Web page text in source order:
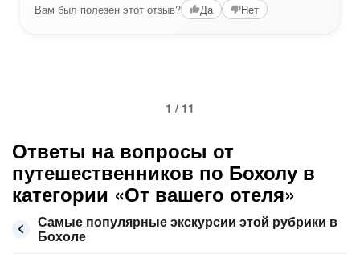
Вам был полезен этот отзыв? Да Нет
1 / 11
Ответы на вопросы от
путешественников по Бохолу в
категории «От вашего отеля»
Самые популярные экскурсии этой рубрики в
Бохоле